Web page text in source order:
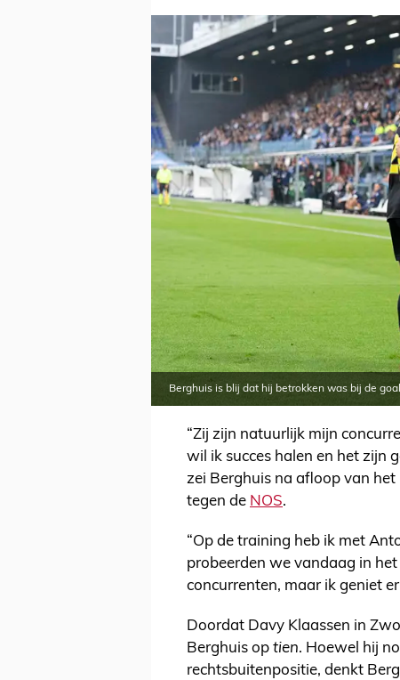
Berghuis is blij dat hij betrokken was bij de
“Zij zijn natuurlijk mijn
wil ik succes halen en het zijn
zei Berghuis na afloop van
tegen de NOS.
“Op de training heb ik met
probeerden we vandaag in
concurrenten, maar ik geniet
Doordat Davy Klaassen in
Berghuis op tien. Hoewel hij
rechtsbuitenpositie, denkt